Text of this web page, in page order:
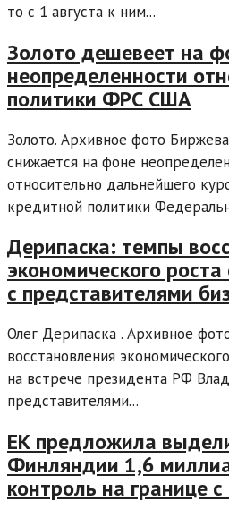
то с 1 августа к ним...
Золото дешевеет на
неопределенности
политики ФРС США
Золото. Архивное фото
снижается на фоне
относительно дальнейшего
кредитной политики
Дерипаска: темпы
экономического
с представителями
Олег Дерипаска . Архивное
восстановления
на встрече президента РФ
представителями...
ЕК предложила
Финляндии 1,6
контроль на границе с